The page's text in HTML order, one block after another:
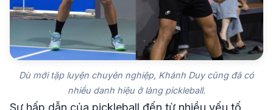
Dù mới tập luyện chuyên nghiệp, Khánh Duy cũng đã có
nhiều danh hiệu ở làng pickleball.